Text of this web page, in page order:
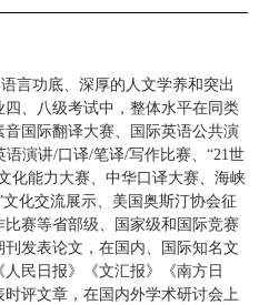
言功底、深厚的人文学养和突出
、八级考试中，整体水平在同类
国际翻译大赛、国际英语公共演
语演讲/口译/笔译/写作比赛、“21世
化能力大赛、中华口译大赛、海峡
化交流展示、美国奥斯汀协会征
赛等省部级、国家级和国际竞赛
发表论文，在国内、国际知名文
人民日报》《文汇报》《南方日
评文章，在国内外学术研讨会上